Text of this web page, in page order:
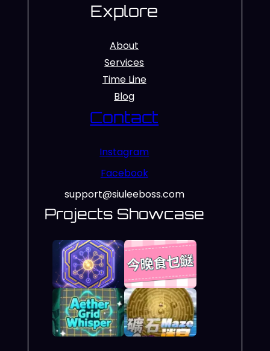
Explore
About
Services
Time Line
Blog
Contact
Instagram
Facebook
support@siuleeboss.com
Projects Showcase